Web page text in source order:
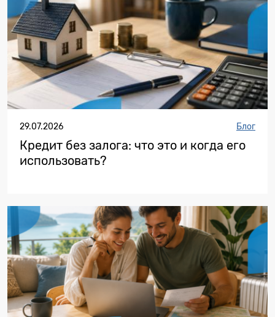
29.07.2026 Блог
Кредит без залога: что это и когда его
использовать?